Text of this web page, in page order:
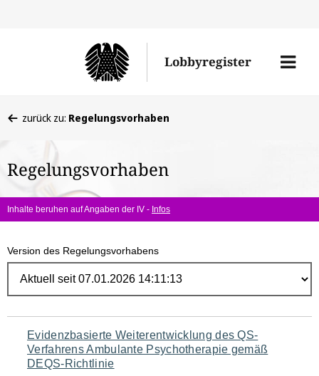
Lobbyregister
Menü
befinden
hier:
zurück zu: Regelungsvorhaben
Regelungsvorhaben
Inhalte beruhen auf Angaben der IV - Infos
Version des Regelungsvorhabens
Navigation
für
Evidenzbasierte Weiterentwicklung des QS-
Verfahrens Ambulante Psychotherapie gemäß
DEQS-Richtlinie